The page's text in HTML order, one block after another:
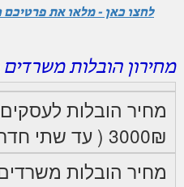
לחצו כאן - מלאו את פרטיכם
מחירון הובלות משרדים
3000₪ ( עד שתי חדרים )
מחיר הובלות